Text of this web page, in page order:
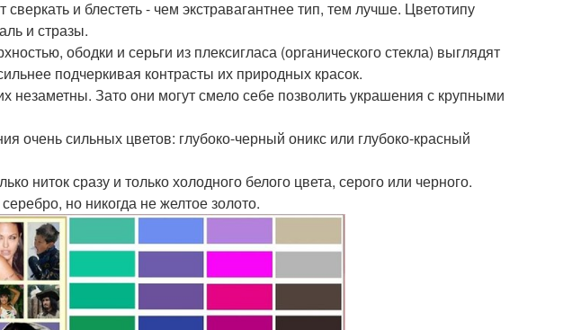
и блестеть - чем экстравагантнее тип, тем лучше. Цветотипу
и стразы.
ободки и серьги из плексигласа (органического стекла) выглядят
подчеркивая контрасты их природных красок.
незаметны. Зато они могут смело себе позволить украшения с крупными
очень сильных цветов: глубоко-черный оникс или глубоко-красный
ниток сразу и только холодного белого цвета, серого или черного.
но никогда не желтое золото.